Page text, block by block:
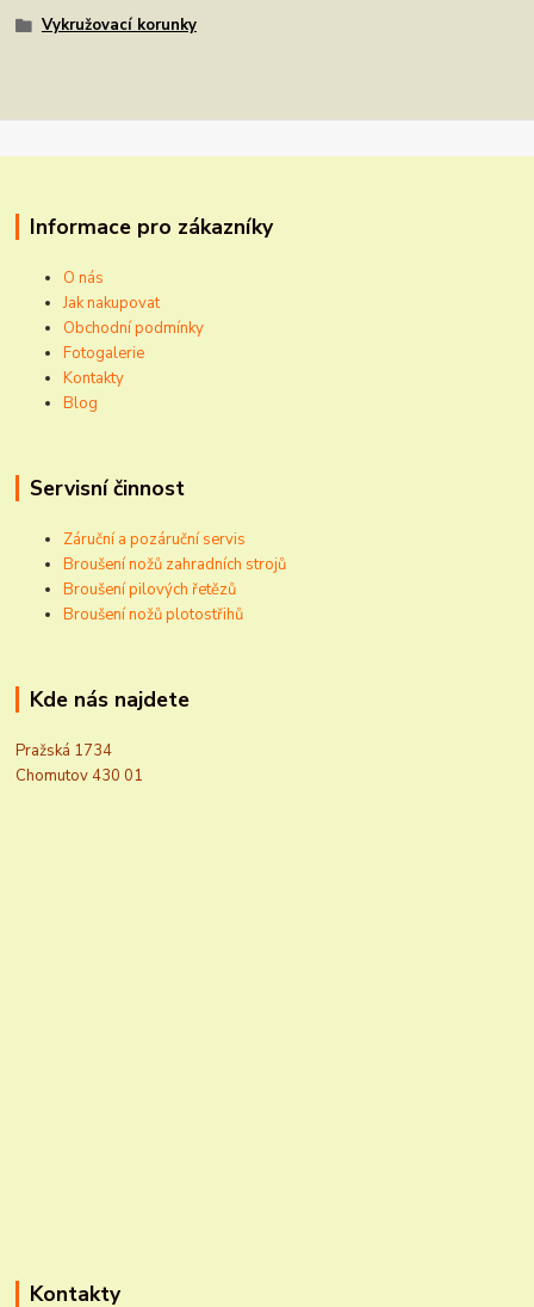
Vykružovací korunky
Informace pro zákazníky
O nás
Jak nakupovat
Obchodní podmínky
Fotogalerie
Kontakty
Blog
Servisní činnost
Záruční a pozáruční servis
Broušení nožů zahradních strojů
Broušení pilových řetězů
Broušení nožů plotostřihů
Kde nás najdete
Pražská 1734
Chomutov 430 01
Kontakty